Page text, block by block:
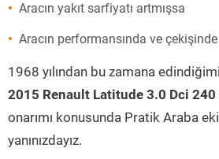
Aracın yakıt sarfiyatı artmışsa
Aracın performansında ve
1968 yılından bu zamana
2015 Renault Latitude 3.0 Dci 240
onarımı konusunda Pratik Araba
yanınızdayız.